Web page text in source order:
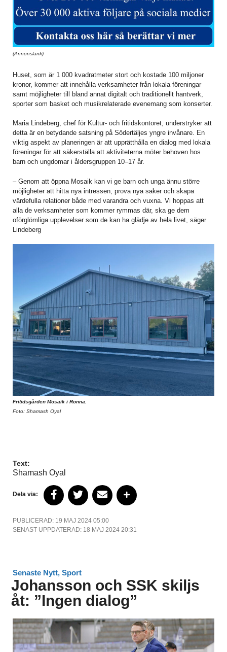
(Annonslänk)
Huset, som är 1 000 kvadratmeter stort och kostade 100 miljoner
kronor, kommer att innehålla verksamheter från lokala föreningar
samt möjligheter till bland annat digitalt och traditionellt hantverk,
sporter som basket och musikrelaterade evenemang som konserter.
Maria Lindeberg, chef för Kultur- och fritidskontoret, understryker att
detta är en betydande satsning på Södertäljes yngre invånare. En
viktig aspekt av planeringen är att upprätthålla en dialog med lokala
föreningar för att säkerställa att aktiviteterna möter behoven hos
barn och ungdomar i åldersgruppen 10–17 år.
– Genom att öppna Mosaik kan vi ge barn och unga ännu större
möjligheter att hitta nya intressen, prova nya saker och skapa
värdefulla relationer både med varandra och vuxna. Vi hoppas att
alla de verksamheter som kommer rymmas där, ska ge dem
oförglömliga upplevelser som de kan ha glädje av hela livet, säger
Lindeberg
Fritidsgården Mosaik i Ronna.
Foto: Shamash Oyal
Text:
Shamash Oyal
Dela via:
PUBLICERAD: 19 MAJ 2024 05:00
SENAST UPPDATERAD: 18 MAJ 2024 20:31
Senaste Nytt, Sport
Johansson och SSK skiljs
åt: ”Ingen dialog”